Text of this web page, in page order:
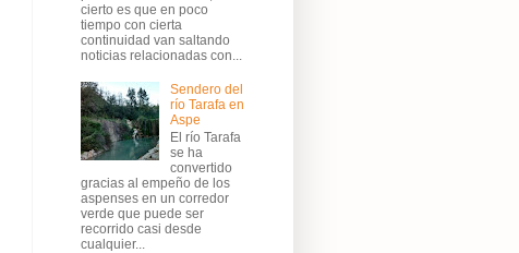
cierto es que en poco
tiempo con cierta
continuidad van saltando
noticias relacionadas con...
Sendero del
río Tarafa en
Aspe
El río Tarafa
se ha
convertido
gracias al empeño de los
aspenses en un corredor
verde que puede ser
recorrido casi desde
cualquier...